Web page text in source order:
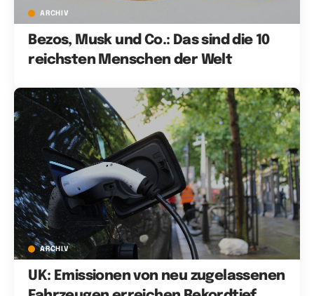
ARCHIV
Bezos, Musk und Co.: Das sind die 10
reichsten Menschen der Welt
ARCHIV
UK: Emissionen von neu zugelassenen